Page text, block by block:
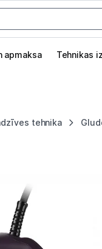
apmaksa Tehnikas
tehnika